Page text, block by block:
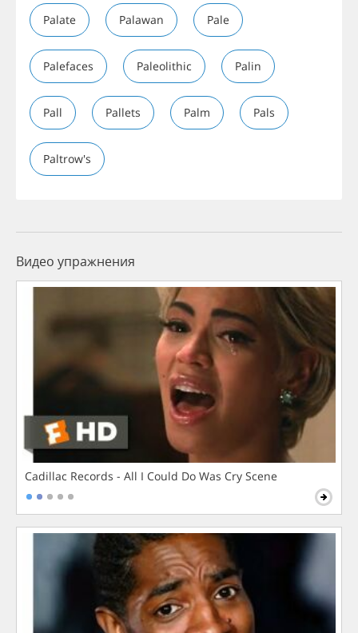
Palate Palawan Pale
Palefaces Paleolithic Palin
Pall Pallets Palm Pals
Paltrow's
Видео упражнения
Cadillac Records - All I Could Do Was Cry Scene